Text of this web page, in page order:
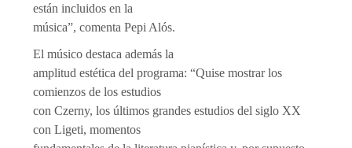
están incluidos en la
música”, comenta Pepi Alós.
El músico destaca además la
amplitud estética del programa: “Quise mostrar los
comienzos de los estudios
con Czerny, los últimos grandes estudios del siglo XX
con Ligeti, momentos